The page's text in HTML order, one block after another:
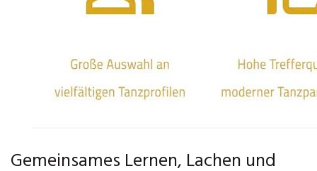
Gemeinsames Lernen, Lachen und